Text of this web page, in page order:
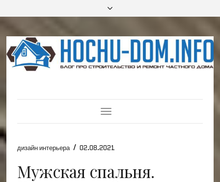
Toggle
Navigation
дизайн интерьера / 02.08.2021
Мужская спальня.